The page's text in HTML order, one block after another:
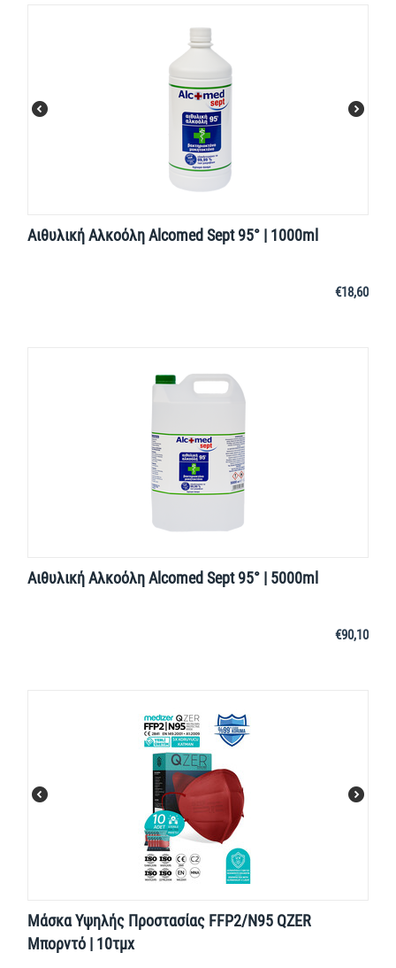
Αιθυλική Αλκοόλη Alcomed Sept 95° | 1000ml
€18,60
Αιθυλική Αλκοόλη Alcomed Sept 95° | 5000ml
€90,10
Μάσκα Υψηλής Προστασίας FFP2/N95 QZER
Μπορντό | 10τμχ